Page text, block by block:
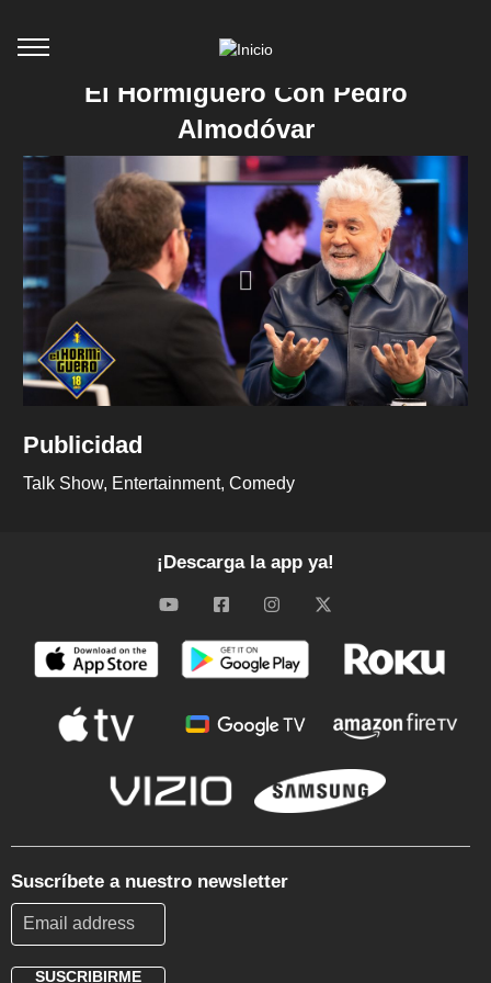
El Hormiguero Con Pedro
Almodóvar
Publicidad
Talk Show Entertainment Comedy
¡Descarga la app ya!
Suscríbete a nuestro newsletter
SUSCRIBIRME